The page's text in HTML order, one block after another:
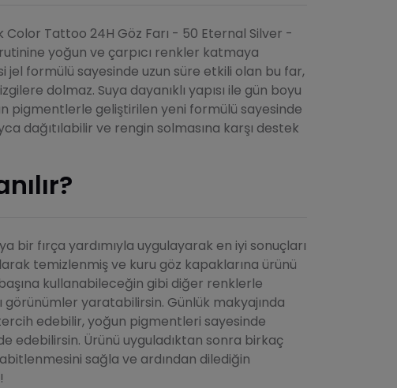
Color Tattoo 24H Göz Farı - 50 Eternal Silver -
yoğun ve çarpıcı renkler katmaya
jel formülü sayesinde uzun süre etkili olan bu far,
dolmaz. Suya dayanıklı yapısı ile gün boyu
pigmentlerle geliştirilen yeni formülü sayesinde
dağıtılabilir ve rengin solmasına karşı destek
bir fırça yardımıyla uygulayarak en iyi sonuçları
temizlenmiş ve kuru göz kapaklarına ürünü
kullanabileceğin gibi diğer renklerle
görünümler yaratabilirsin. Günlük makyajında
edebilir, yoğun pigmentleri sayesinde
edebilirsin. Ürünü uyguladıktan sonra birkaç
sağla ve ardından dilediğin